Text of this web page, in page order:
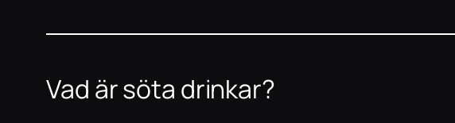
Vad är söta drinkar?